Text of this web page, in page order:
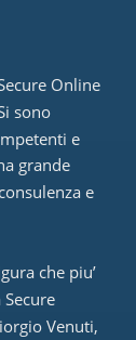
Online
sono
e
grande
e
che piu’
Venuti,